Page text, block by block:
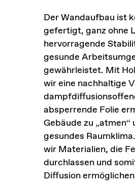
Der Wandaufbau ist
gefertigt, ganz ohne
hervorragende
gesunde
gewährleistet. Mit
wir eine nachhaltige
absperrende Folie
Gebäude zu
gesundes
wir Materialien, die
durchlassen und
Diffusion